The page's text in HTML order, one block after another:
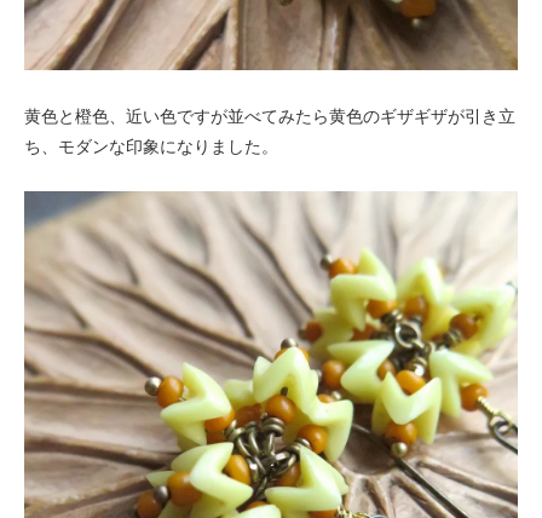
黄色と橙色、近い色ですが並べてみたら黄色のギザギザが引き立
ち、モダンな印象になりました。